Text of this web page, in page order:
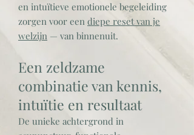
en intuïtieve emotionele begeleiding
zorgen voor een diepe reset van je
welzijn — van binnenuit.
Een zeldzame
combinatie van kennis,
intuïtie en resultaat
De unieke achtergrond in